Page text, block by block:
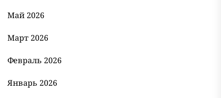
Май 2026
Март 2026
Февраль 2026
Январь 2026